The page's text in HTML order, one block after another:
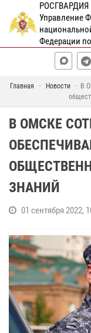
РОСГВАРДИЯ
Управление
Федерации
Главная Новости
В
В ОМСКЕ
ЗНАНИЙ
01 сентября 2022,